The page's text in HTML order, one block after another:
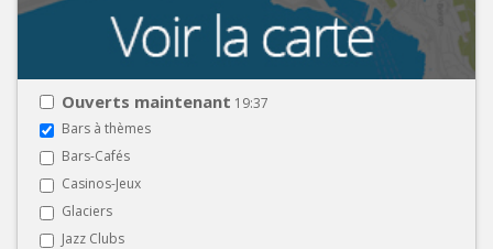
Ouverts maintenant 19:37
Bars à thèmes
Bars-Cafés
Casinos-Jeux
Glaciers
Jazz Clubs